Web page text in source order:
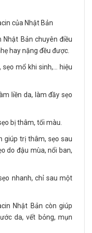
của Nhật Bản
Bản chuyên điều
hay nặng đều được.
mổ khi sinh,… hiệu
liền da, làm đầy sẹo
bị thâm, tối màu.
giúp trị thâm, sẹo sau
do đậu mùa, nổi ban,
nhanh, chỉ sau một
Nhật Bản còn giúp
da, vết bỏng, mụn